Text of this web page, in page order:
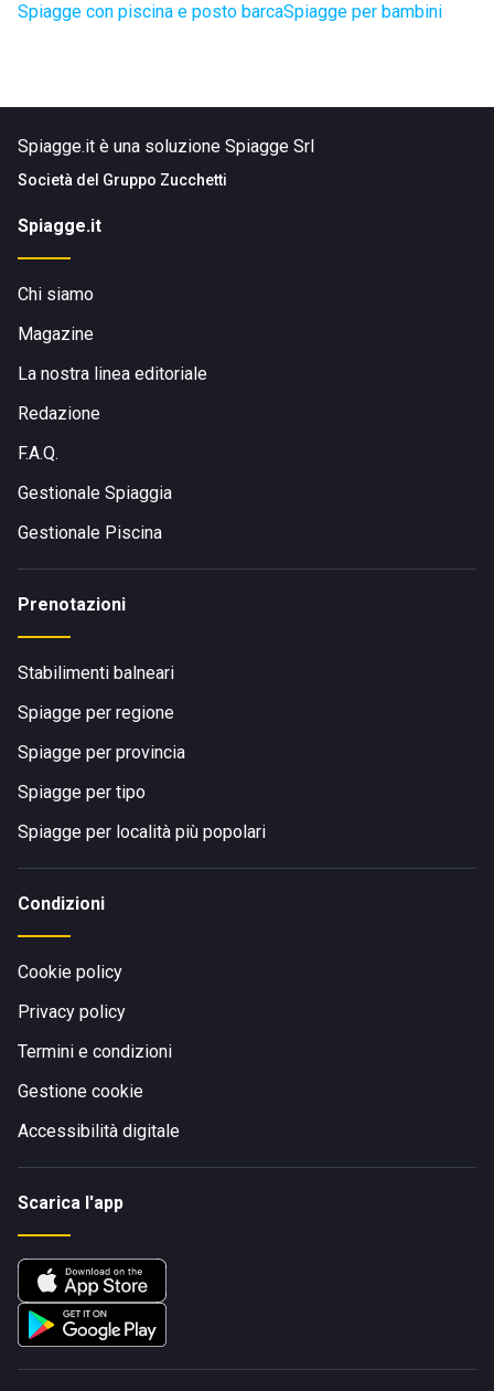
Spiagge con piscina e posto barcaSpiagge per bambini
Spiagge.it è una soluzione Spiagge Srl
Società del Gruppo Zucchetti
Spiagge.it
Chi siamo
Magazine
La nostra linea editoriale
Redazione
F.A.Q.
Gestionale Spiaggia
Gestionale Piscina
Prenotazioni
Stabilimenti balneari
Spiagge per regione
Spiagge per provincia
Spiagge per tipo
Spiagge per località più popolari
Condizioni
Cookie policy
Privacy policy
Termini e condizioni
Gestione cookie
Accessibilità digitale
Scarica l'app